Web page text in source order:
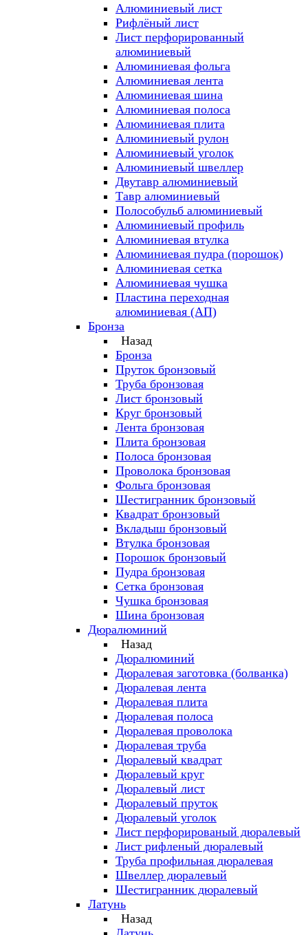
Алюминиевый лист
Рифлёный лист
Лист перфорированный
алюминиевый
Алюминиевая фольга
Алюминиевая лента
Алюминиевая шина
Алюминиевая полоса
Алюминиевая плита
Алюминиевый рулон
Алюминиевый уголок
Алюминиевый швеллер
Двутавр алюминиевый
Тавр алюминиевый
Полособульб алюминиевый
Алюминиевый профиль
Алюминиевая втулка
Алюминиевая пудра (порошок)
Алюминиевая сетка
Алюминиевая чушка
Пластина переходная
алюминиевая (АП)
Бронза
Назад
Бронза
Пруток бронзовый
Труба бронзовая
Лист бронзовый
Круг бронзовый
Лента бронзовая
Плита бронзовая
Полоса бронзовая
Проволока бронзовая
Фольга бронзовая
Шестигранник бронзовый
Квадрат бронзовый
Вкладыш бронзовый
Втулка бронзовая
Порошок бронзовый
Пудра бронзовая
Сетка бронзовая
Чушка бронзовая
Шина бронзовая
Дюралюминий
Назад
Дюралюминий
Дюралевая заготовка (болванка)
Дюралевая лента
Дюралевая плита
Дюралевая полоса
Дюралевая проволока
Дюралевая труба
Дюралевый квадрат
Дюралевый круг
Дюралевый лист
Дюралевый пруток
Дюралевый уголок
Лист перфорированый дюралевый
Лист рифленый дюралевый
Труба профильная дюралевая
Швеллер дюралевый
Шестигранник дюралевый
Латунь
Назад